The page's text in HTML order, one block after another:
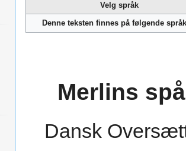
til
navigering
til
Velg språk
Denne teksten finnes på følgende
Merlins
Dansk